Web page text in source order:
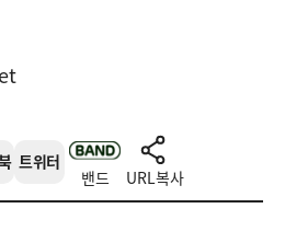
트위터
밴드 URL복사